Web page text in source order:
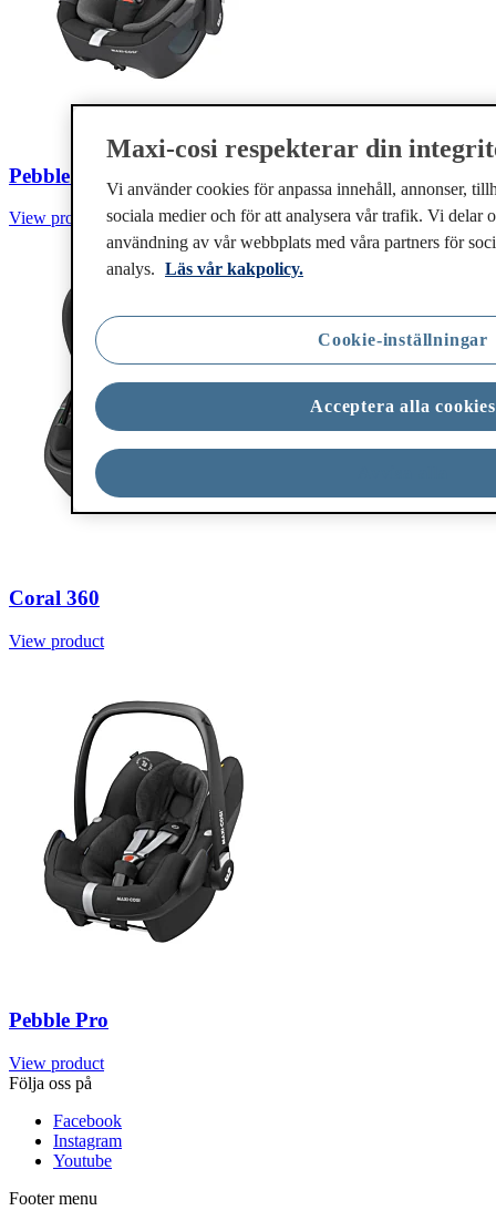
Pebble 360
View product
Coral 360
View product
Pebble Pro
View product
Följa oss på
Facebook
Instagram
Youtube
Footer menu
Maxi-cosi respekterar din
Vi använder cookies för anpassa innehåll, annonser,
sociala medier och för att analysera vår trafik. Vi delar
användning av vår webbplats med våra partners för
analys. Läs vår kakpolicy.
Acceptera alla cookies
Cookie-inställningar